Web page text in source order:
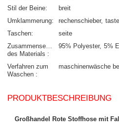
Stil der Beine
breit
Umklammerung
rechenschieber
Taschen
seite
Zusammensetzung
des Materials
95% Polyester 5%
Verfahren zum
Waschen
maschinenwäsche
PRODUKTBESCHREIBUNG
Großhandel Rote Stoffhose mit